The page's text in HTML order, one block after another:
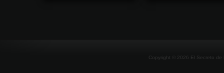
Copyright © 2026 El Secreto de